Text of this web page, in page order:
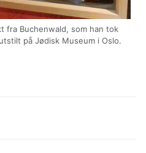
fra Buchenwald, som han tok
på Jødisk Museum i Oslo.